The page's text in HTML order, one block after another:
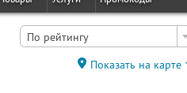
По рейтингу
Показать на карте